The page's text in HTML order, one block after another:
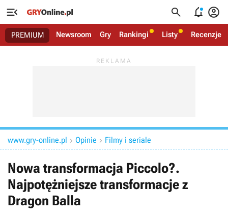
   
PREMIUM Newsroom Gry Rankingi Listy Recenzje
www.gry-online.pl  Opinie  Filmy i seriale
Nowa transformacja Piccolo?.
Najpotężniejsze transformacje z
Dragon Balla